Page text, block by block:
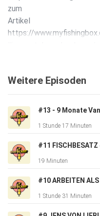
zum
Artikel
https://
Weitere Episoden
1 Stunde 17 Minuten
19 Minuten
1 Stunde 31 Minuten